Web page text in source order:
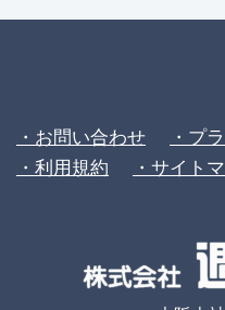
・お問い合わせ
・プ
・利用規約
・サイト